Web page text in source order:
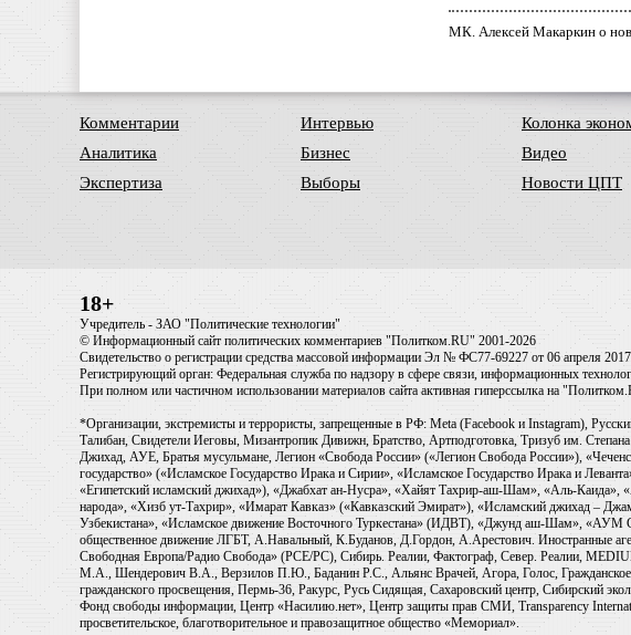
МК. Алексей Макаркин о
Комментарии
Аналитика
Экспертиза
Интервью
Бизнес
Выборы
Колонка
Видео
Новости ЦПТ
18+
Учредитель - ЗАО "Политические технологии"
© Информационный сайт политических комментариев "Политком.RU" 2001-2026
Свидетельство о регистрации средства массовой информации Эл № ФС77-69227 от 06 апреля
Регистрирующий орган: Федеральная служба по надзору в сфере связи, информационных
При полном или частичном использовании материалов сайта активная гиперссылка на
*Организации, экстремисты и террористы, запрещенные в РФ: Meta (Facebook и Instagram),
Талибан, Свидетели Иеговы, Мизантропик Дивижн, Братство, Артподготовка, Тризуб им.
Джихад, АУЕ, Братья мусульмане, Легион «Свобода России» («Легион Свобода России»),
государство» («Исламское Государство Ирака и Сирии», «Исламское Государство Ирака и
«Египетский исламский джихад»), «Джабхат ан-Нусра», «Хайят Тахрир-аш-Шам», «Аль-
народа», «Хизб ут-Тахрир», «Имарат Кавказ» («Кавказский Эмират»), «Исламский джихад –
Узбекистана», «Исламское движение Восточного Туркестана» (ИДВТ), «Джунд аш-Шам», «АУМ
общественное движение ЛГБТ, А.Навальный, К.Буданов, Д.Гордон, А.Арестович. Иностранные
Свободная Европа/Радио Свобода» (PCE/PC), Сибирь. Реалии, Фактограф, Север. Реалии,
М.А., Шендерович В.А., Верзилов П.Ю., Баданин Р.С., Альянс Врачей, Агора, Голос, Гражданское
гражданского просвещения, Пермь-36, Ракурс, Русь Сидящая, Сахаровский центр, Сибирский
Фонд свободы информации, Центр «Насилию.нет», Центр защиты прав СМИ, Transparency
просветительское, благотворительное и правозащитное общество «Мемориал».